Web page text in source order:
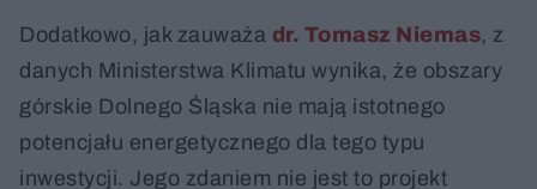
Dodatkowo, jak zauważa dr. Tomasz Niemas, z
danych Ministerstwa Klimatu wynika, że obszary
górskie Dolnego Śląska nie mają istotnego
potencjału energetycznego dla tego typu
inwestycji. Jego zdaniem nie jest to projekt